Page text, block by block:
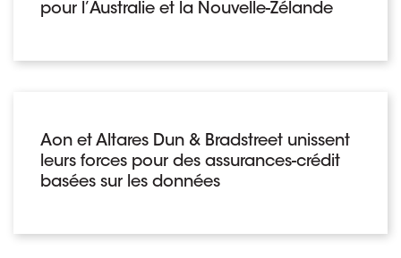
pour l’Australie et la Nouvelle-Zélande
Aon et Altares Dun & Bradstreet unissent
leurs forces pour des assurances-crédit
basées sur les données